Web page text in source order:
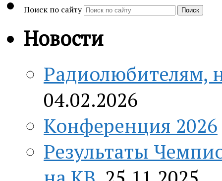
Поиск по сайту Поиск
Новости
Радиолюбителям,
04.02.2026
Конференция 2026
Результаты